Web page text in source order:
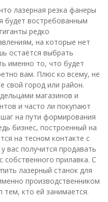
лазерная резка фанеры
будет востребованным
редко
на которые нет
остаётся выбрать
именно то, что будет
вам. Плюс ко всему, не
свой город или район.
магазинов и
и часто ли покупают
на пути формирования
бизнес, построенный на
на тесном контакте с
вас получится продавать
прилавка. С
лазерный станок для
производственником
тем, кто ей занимается.